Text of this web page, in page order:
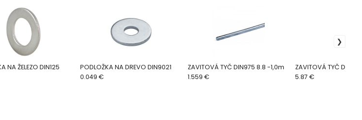
NA ŽELEZO DIN125
PODLOŽKA NA DREVO DIN9021
0.049 €
ZAVITOVÁ TYČ DIN975 8.8 -1,0m
1.559 €
ZAVITOVÁ TYČ
5.87 €